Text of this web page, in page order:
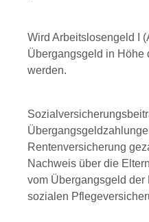
Wird Arbeitslosengeld I
Übergangsgeld in Höhe
werden.
Rentenversicherung
Nachweis über die
vom Übergangsgeld
sozialen